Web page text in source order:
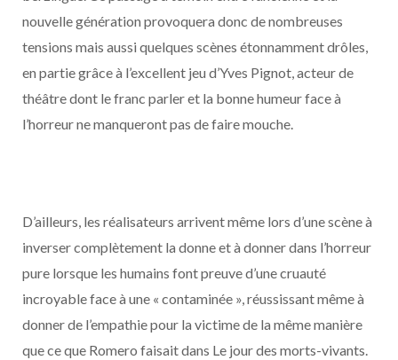
nouvelle génération provoquera donc de nombreuses
tensions mais aussi quelques scènes étonnamment drôles,
en partie grâce à l’excellent jeu d’Yves Pignot, acteur de
théâtre dont le franc parler et la bonne humeur face à
l’horreur ne manqueront pas de faire mouche.
D’ailleurs, les réalisateurs arrivent même lors d’une scène à
inverser complètement la donne et à donner dans l’horreur
pure lorsque les humains font preuve d’une cruauté
incroyable face à une « contaminée », réussissant même à
donner de l’empathie pour la victime de la même manière
que ce que Romero faisait dans Le jour des morts-vivants.